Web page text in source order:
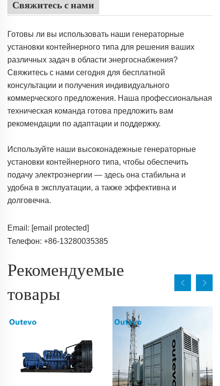
Свяжитесь с нами
Готовы ли вы использовать наши генераторные
установки контейнерного типа для решения ваших
различных задач в области энергоснабжения?
Свяжитесь с нами сегодня для бесплатной
консультации и получения индивидуального
коммерческого предложения. Наша профессиональная
техническая команда готова предложить вам
рекомендации по адаптации и поддержку.
Используйте наши высоконадежные генераторные
установки контейнерного типа, чтобы обеспечить
подачу электроэнергии — здесь она стабильна и
удобна в эксплуатации, а также эффективна и
долговечна.
Email: [email protected]
Телефон: +86-13280035385
Рекомендуемые
товары